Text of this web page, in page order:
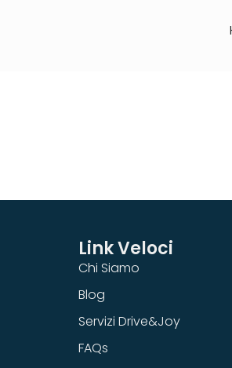
Link Veloci
Chi Siamo
Blog
Servizi Drive&Joy
FAQs